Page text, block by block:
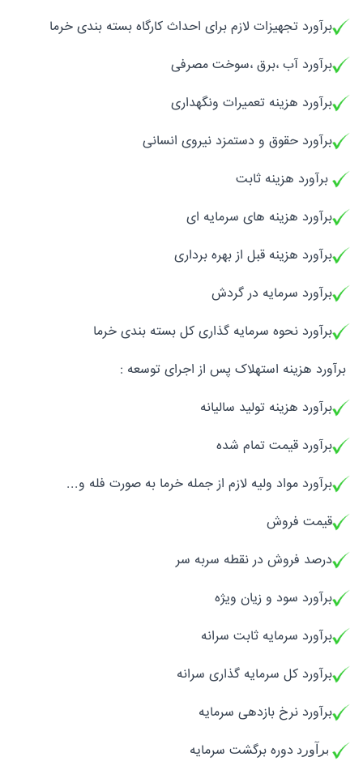
برآورد تجهیزات لازم برای احداث کارگاه بسته بندی خرما
برآورد آب ،برق ،سوخت مصرفی
برآورد هزینه تعمیرات ونگهداری
برآورد حقوق و دستمزد نیروی انسانی
برآورد هزینه ثابت
برآورد هزینه های سرمایه ای
برآورد هزینه قبل از بهره برداری
برآورد سرمایه در گردش
برآورد نحوه سرمایه گذاری کل بسته بندی خرما
برآورد هزینه استهلاک پس از اجرای توسعه :
برآورد هزینه تولید سالیانه
برآورد قیمت تمام شده
برآورد مواد ولیه لازم از جمله خرما به صورت فله و...
قیمت فروش
درصد فروش در نقطه سربه سر
برآورد سود و زیان ویژه
برآورد سرمایه ثابت سرانه
برآورد کل سرمایه گذاری سرانه
برآورد نرخ بازدهی سرمایه
برآورد دوره برگشت سرمایه